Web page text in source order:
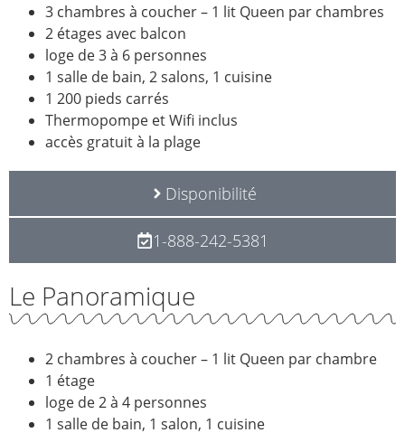
3 chambres à coucher – 1 lit Queen par chambres
2 étages avec balcon
loge de 3 à 6 personnes
1 salle de bain, 2 salons, 1 cuisine
1 200 pieds carrés
Thermopompe et Wifi inclus
accès gratuit à la plage
Disponibilité
1-888-242-5381
Le Panoramique
2 chambres à coucher – 1 lit Queen par chambre
1 étage
loge de 2 à 4 personnes
1 salle de bain, 1 salon, 1 cuisine